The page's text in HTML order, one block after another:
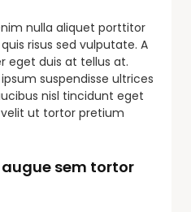
nulla aliquet porttitor
risus sed vulputate. A
eget duis at tellus at.
suspendisse ultrices
nisl tincidunt eget
ut tortor pretium
augue sem tortor